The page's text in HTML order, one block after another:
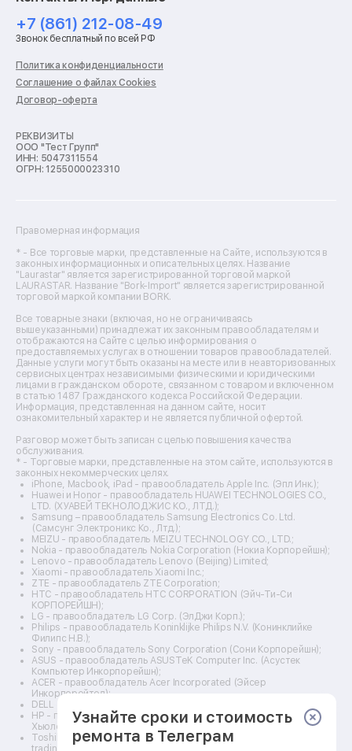
Ремонт холодильников
Ремонт стиральных машин
Ремонт пылесосов
Ремонт варочных панелей
Ремонт духовых шкафов
Ремонт кондиционеров
Ремонт кухонных комбайнов
Ремонт морозильных камер
Ремонт отпаривателей
Ремонт плоттеров
Ремонт фенов
Ремонт цифровых биноклей
Ремонт тепловизоров
Ремонт массажных кресел
Ремонт водонагревателей
Ремонт вытяжек
Ремонт источников бесперебойного питания
Ремонт пароварок
Ремонт микшерных пультов
Ремонт dj-пультов
Ремонт кухонных плит
Ремонт стедикамов
Ремонт оптических прицелов
Ремонт электровелосипедов
Ремонт видеокамер
Ремонт эхолотов
Ремонт 3d-принтеров
Ремонт прицелов ночного видения
Ремонт винных шкафов
Ремонт выпрямителей
Ремонт сушилок для рук
Ремонт дальномеров
Ремонт снегоуборщиков
+7 (861) 212-08-49
Звонок бесплатный по всей РФ
Политика конфиденциальности
Соглашение о файлах Cookies
Договор-оферта
РЕКВИЗИТЫ
ООО "Тест Групп"
ИНН: 5047311554
ОГРН: 1255000023310
Правомерная информация
* - Все торговые марки, представленные на Сайте, используются в
законных информационных и описательных целях. Название
"Laurastar" является зарегистрированной торговой маркой
LAURASTAR. Название "Bork-Import" является зарегистрированной
торговой маркой компании BORK.
Все товарные знаки (включая, но не ограничиваясь
вышеуказанными) принадлежат их законным правообладателям и
отображаются на Сайте с целью информирования о
предоставляемых услугах в отношении товаров правообладателей.
Данные услуги могут быть оказаны на месте или в неавторизованных
сервисных центрах независимыми физическими и юридическими
лицами в гражданском обороте, связанном с товаром и включенном
в статью 1487 Гражданского кодекса Российской Федерации.
Информация, представленная на данном сайте, носит
ознакомительный характер и не является публичной офертой.
Разговор может быть записан с целью повышения качества
обслуживания.
* - Торговые марки, представленные на этом сайте, используются в
законных некоммерческих целях.
iPhone, Macbook, iPad - правообладатель Apple Inc. (Эпл Инк.);
Huawei и Honor - правообладатель HUAWEI TECHNOLOGIES CO.,
LTD. (ХУАВЕЙ ТЕКНОЛОДЖИС КО., ЛТД.);
Samsung – правообладатель Samsung Electronics Co. Ltd.
(Самсунг Электроникс Ко., Лтд.);
MEIZU - правообладатель MEIZU TECHNOLOGY CO., LTD.;
Nokia - правообладатель Nokia Corporation (Нокиа Корпорейшн);
Lenovo - правообладатель Lenovo (Beijing) Limited;
Xiaomi - правообладатель Xiaomi Inc.;
ZTE - правообладатель ZTE Corporation;
HTC - правообладатель HTC CORPORATION (Эйч-Ти-Си
КОРПОРЕЙШН);
LG - правообладатель LG Corp. (ЭлДжи Корп.);
Philips - правообладатель Koninklijke Philips N.V. (Конинклийке
Филипс Н.В.);
Sony - правообладатель Sony Corporation (Сони Корпорейшн);
ASUS - правообладатель ASUSTeK Computer Inc. (Асустек
Компьютер Инкорпорейшн);
ACER - правообладатель Acer Incorporated (Эйсер
Инкорпорейтед);
DELL - правообладатель Dell Inc.(Делл Инк.);
HP - правообладатель HP Hewlett-Packard Group LLC (ЭйчПи
Хьюлетт Паккард Груп ЛЛК);
Toshiba - правообладатель KABUSHIKI KAISHA TOSHIBA, also
trading as Toshiba Corporation (КАБУШИКИ КАЙША ТОШИБА
Узнайте сроки и стоимость
ремонта в Телеграм